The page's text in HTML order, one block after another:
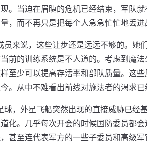
。当迫在眉睫的危机已经结束，军队
，而不再只是把每个人急急忙忙地丢进
员来说，这些让步还是远远不够的。她
前的训练系统是不人道的。考虑到魔
至少可以提高存活率和部队质量。这
。从中不难看出前线对施法者的渴求
球，外星飞船突然出现的直接威胁已经
化。几乎每次开会的时候国防委员都
甚至连代表军方的一些子委员和高级军